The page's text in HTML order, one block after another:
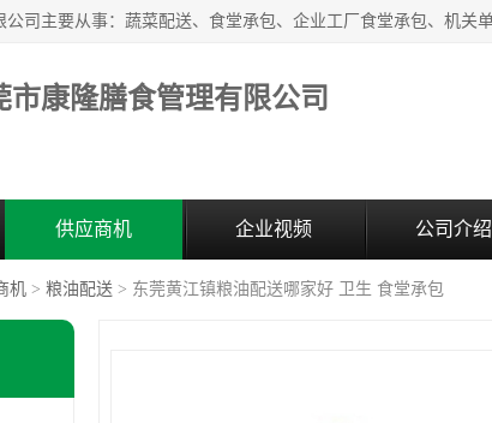
市康隆膳食管理有限公司
供应商机 企业视频 公司介绍
机 > 粮油配送 > 东莞黄江镇粮油配送哪家好 卫生 食堂承包